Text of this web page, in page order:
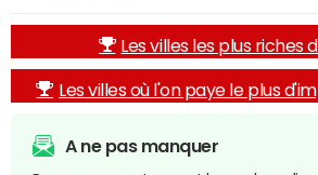
Les villes les plus riches
Les villes où l'on paye le plus
A ne pas manquer